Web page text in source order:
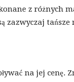
z różnych
zazwyczaj
na jej cenę.